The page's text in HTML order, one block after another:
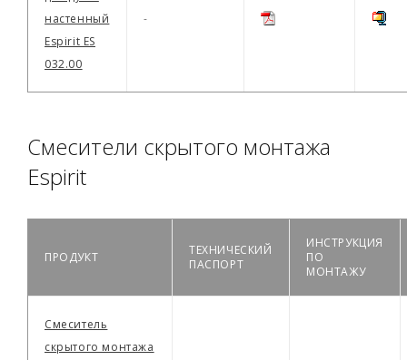
настенный
Espirit ES
032.00
-
Смесители скрытого монтажа
Espirit
ПРОДУКТ
ТЕХНИЧЕСКИЙ
ПАСПОРТ
ИНСТРУКЦИЯ
ПО
МОНТАЖУ
Смеситель
скрытого монтажа